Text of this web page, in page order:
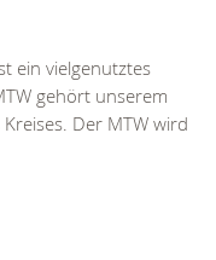
ein vielgenutztes
gehört unserem
Der MTW wird